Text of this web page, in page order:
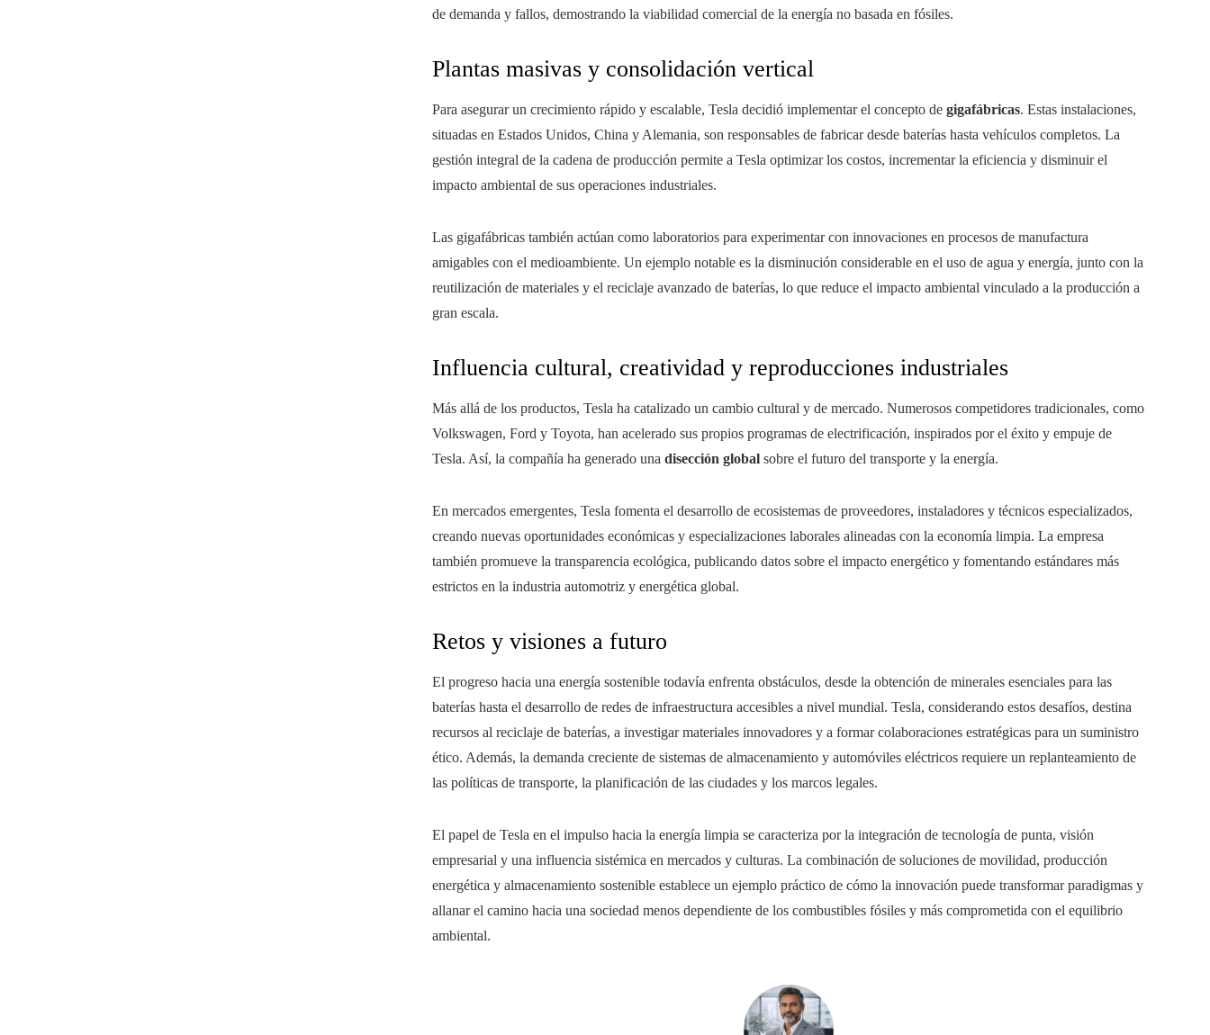
de demanda y fallos, demostrando la viabilidad comercial de la energía no basada en fósiles.
Plantas masivas y consolidación vertical
Para asegurar un crecimiento rápido y escalable, Tesla decidió implementar el concepto de gigafábricas. Estas instalaciones,
situadas en Estados Unidos, China y Alemania, son responsables de fabricar desde baterías hasta vehículos completos. La
gestión integral de la cadena de producción permite a Tesla optimizar los costos, incrementar la eficiencia y disminuir el
impacto ambiental de sus operaciones industriales.
Las gigafábricas también actúan como laboratorios para experimentar con innovaciones en procesos de manufactura
amigables con el medioambiente. Un ejemplo notable es la disminución considerable en el uso de agua y energía, junto con la
reutilización de materiales y el reciclaje avanzado de baterías, lo que reduce el impacto ambiental vinculado a la producción a
gran escala.
Influencia cultural, creatividad y reproducciones industriales
Más allá de los productos, Tesla ha catalizado un cambio cultural y de mercado. Numerosos competidores tradicionales, como
Volkswagen, Ford y Toyota, han acelerado sus propios programas de electrificación, inspirados por el éxito y empuje de
Tesla. Así, la compañía ha generado una disección global sobre el futuro del transporte y la energía.
En mercados emergentes, Tesla fomenta el desarrollo de ecosistemas de proveedores, instaladores y técnicos especializados,
creando nuevas oportunidades económicas y especializaciones laborales alineadas con la economía limpia. La empresa
también promueve la transparencia ecológica, publicando datos sobre el impacto energético y fomentando estándares más
estrictos en la industria automotriz y energética global.
Retos y visiones a futuro
El progreso hacia una energía sostenible todavía enfrenta obstáculos, desde la obtención de minerales esenciales para las
baterías hasta el desarrollo de redes de infraestructura accesibles a nivel mundial. Tesla, considerando estos desafíos, destina
recursos al reciclaje de baterías, a investigar materiales innovadores y a formar colaboraciones estratégicas para un suministro
ético. Además, la demanda creciente de sistemas de almacenamiento y automóviles eléctricos requiere un replanteamiento de
las políticas de transporte, la planificación de las ciudades y los marcos legales.
El papel de Tesla en el impulso hacia la energía limpia se caracteriza por la integración de tecnología de punta, visión
empresarial y una influencia sistémica en mercados y culturas. La combinación de soluciones de movilidad, producción
energética y almacenamiento sostenible establece un ejemplo práctico de cómo la innovación puede transformar paradigmas y
allanar el camino hacia una sociedad menos dependiente de los combustibles fósiles y más comprometida con el equilibrio
ambiental.